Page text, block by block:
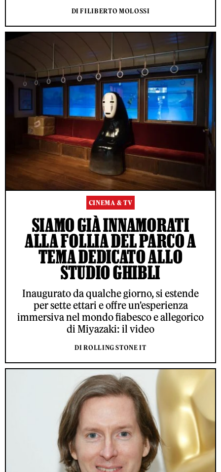
DI FILIBERTO MOLOSSI
CINEMA & TV
SIAMO GIÀ INNAMORATI
ALLA FOLLIA DEL PARCO A
TEMA DEDICATO ALLO
STUDIO GHIBLI
Inaugurato da qualche giorno, si estende
per sette ettari e offre un'esperienza
immersiva nel mondo fiabesco e allegorico
di Miyazaki: il video
DI ROLLING STONE IT